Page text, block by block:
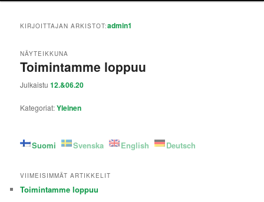
KIRJOITTAJAN ARKISTOT:admin1
Toimintamme loppuu
NÄYTEIKKUNA
Julkaistu12.&06.20
Kategoriat:Yleinen
Suomi Svenska English Deutsch
VIIMEISIMMÄT ARTIKKELIT
Toimintamme loppuu